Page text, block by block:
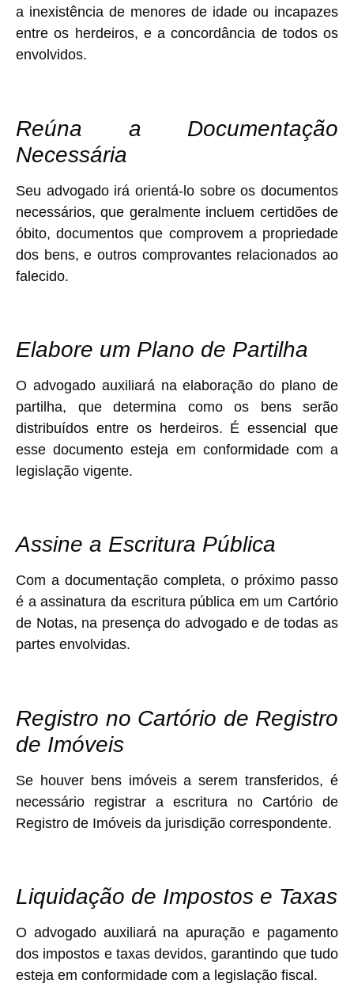
a inexistência de menores de idade ou incapazes
entre os herdeiros, e a concordância de todos os
envolvidos.
Reúna a Documentação
Necessária
Seu advogado irá orientá-lo sobre os documentos
necessários, que geralmente incluem certidões de
óbito, documentos que comprovem a propriedade
dos bens, e outros comprovantes relacionados ao
falecido.
Elabore um Plano de Partilha
O advogado auxiliará na elaboração do plano de
partilha, que determina como os bens serão
distribuídos entre os herdeiros. É essencial que
esse documento esteja em conformidade com a
legislação vigente.
Assine a Escritura Pública
Com a documentação completa, o próximo passo
é a assinatura da escritura pública em um Cartório
de Notas, na presença do advogado e de todas as
partes envolvidas.
Registro no Cartório de Registro
de Imóveis
Se houver bens imóveis a serem transferidos, é
necessário registrar a escritura no Cartório de
Registro de Imóveis da jurisdição correspondente.
Liquidação de Impostos e Taxas
O advogado auxiliará na apuração e pagamento
dos impostos e taxas devidos, garantindo que tudo
esteja em conformidade com a legislação fiscal.